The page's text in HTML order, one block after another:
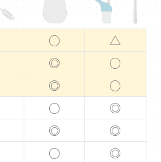
○ △
◎ ○
◎ ○
○ ◎
◎ ◎
○ ◎